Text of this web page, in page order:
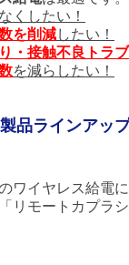
くしたい！
を削減したい！
・接触不良トラ
を減らしたい！
品ラインアッ
ワイヤレス給電
リモートカプラ